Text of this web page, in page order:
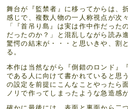
舞台が『監禁者』に移ってからは、
感じで、複数人物の一人称視点が次
「『首吊り島』は実は作中作だった
だったのか？」と混乱しながら読み
驚愕の結末が・・・と思いきや、割と
る。
本作は当然ながら『倒錯のロンド』
である人に向けて書かれていると思
の設定を前提にこんなことやったら
ノリで作ってしまったような急造感